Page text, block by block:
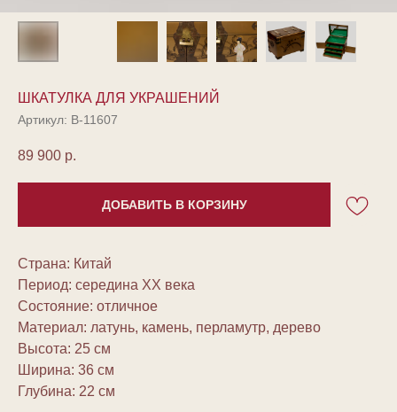
ШКАТУЛКА ДЛЯ УКРАШЕНИЙ
Артикул: В-11607
89 900 р.
ДОБАВИТЬ В КОРЗИНУ
Страна: Китай
Период: середина ХХ века
Состояние: отличное
Материал: латунь, камень, перламутр, дерево
Высота: 25 см
Ширина: 36 см
Глубина: 22 см